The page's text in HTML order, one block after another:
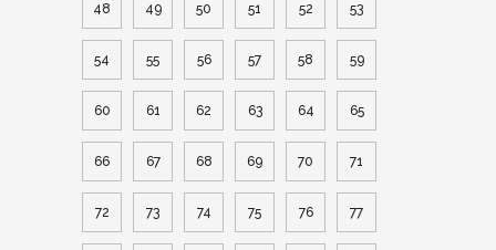
48 49 50 51 52 53
54 55 56 57 58 59
60 61 62 63 64 65
66 67 68 69 70 71
72 73 74 75 76 77